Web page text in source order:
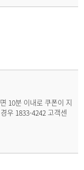
10분 이내로 쿠폰이 지
우 1833-4242 고객센